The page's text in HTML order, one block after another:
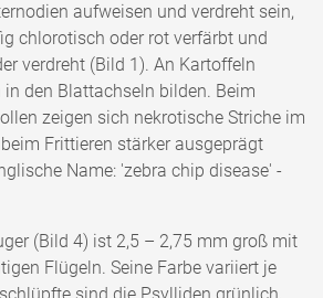
aufweisen und verdreht sein,
chlorotisch oder rot verfärbt und
verdreht (Bild 1). An Kartoffeln
den Blattachseln bilden. Beim
zeigen sich nekrotische Striche im
Frittieren stärker ausgeprägt
Name: 'zebra chip disease' -
(Bild 4) ist 2,5 – 2,75 mm groß mit
Flügeln. Seine Farbe variiert je